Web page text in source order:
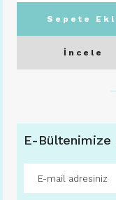
C08
Sepete
İncele
E-Bültenimize